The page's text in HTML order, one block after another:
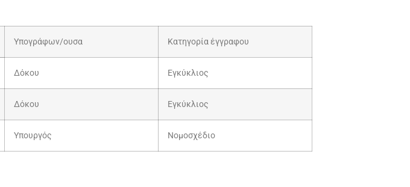
Υπογράφων/ουσα Κατηγορία έγγραφου
Δόκου Εγκύκλιος
Δόκου Εγκύκλιος
Υπουργός Νομοσχέδιο